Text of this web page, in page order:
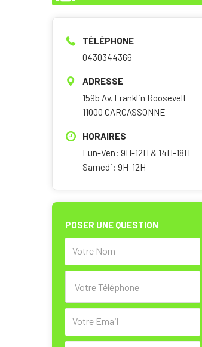
TÉLÉPHONE
0430344366
ADRESSE
159b Av. Franklin Roosevelt
11000 CARCASSONNE
HORAIRES
Lun-Ven: 9H-12H & 14H-18H
Samedi: 9H-12H
POSER UNE QUESTION